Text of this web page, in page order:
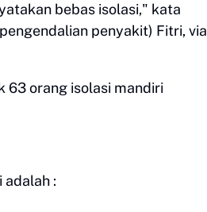
bebas isolasi," kata
penyakit) Fitri, via
63 orang isolasi mandiri
: